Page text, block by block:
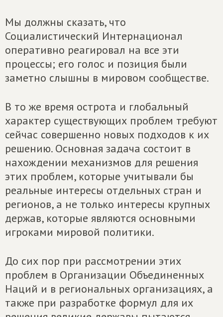
Мы должны сказать, что
Социалистический Интернационал
оперативно реагировал на все эти
процессы; его голос и позиция были
заметно слышны в мировом сообществе.
В то же время острота и глобальный
характер существующих проблем требуют
сейчас совершенно новых подходов к их
решению. Основная задача состоит в
нахождении механизмов для решения
этих проблем, которые учитывали бы
реальные интересы отдельных стран и
регионов, а не только интересы крупных
держав, которые являются основными
игроками мировой политики.
До сих пор при рассмотрении этих
проблем в Организации Объединенных
Наций и в региональных организациях, а
также при разработке формул для их